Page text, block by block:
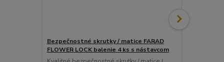
Bezpečnostné skrutky / matice FARAD
FLOWER LOCK balenie 4 ks s nástavcom